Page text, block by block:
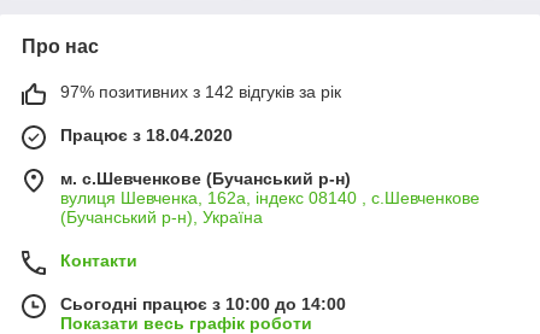
Про нас
97% позитивних з 142 відгуків за рік
Працює з 18.04.2020
м. с.Шевченкове (Бучанський р-н)
вулиця Шевченка, 162а, індекс 08140 , с.Шевченкове
(Бучанський р-н), Україна
Контакти
Сьогодні працює з 10:00 до 14:00
Показати весь графік роботи